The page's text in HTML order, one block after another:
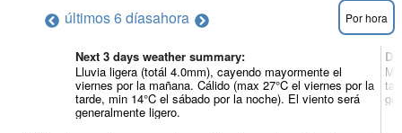
últimos 6 díasahora Por hora
Next 3 days weather summary:
Lluvia ligera (totál 4.0mm), cayendo mayormente el
viernes por la mañana. Cálido (max 27°C el viernes por la
tarde, min 14°C el sábado por la noche). El viento será
generalmente ligero.